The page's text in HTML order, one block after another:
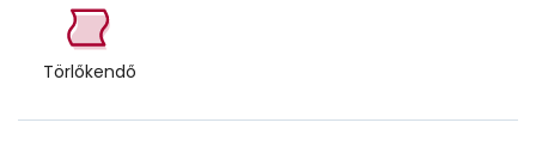
Törlőkendő